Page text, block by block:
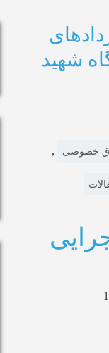
شهید
خصوصی ,